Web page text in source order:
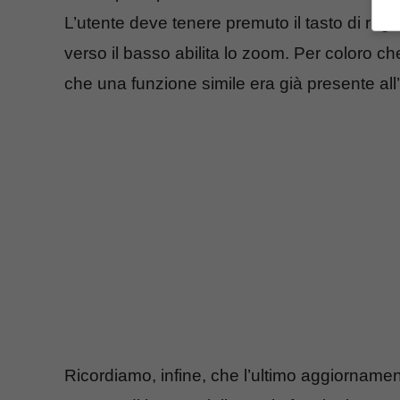
L’utente deve tenere premuto il tasto di
verso il basso abilita lo zoom. Per coloro
che una funzione simile era già presente
Ricordiamo, infine, che l’ultimo